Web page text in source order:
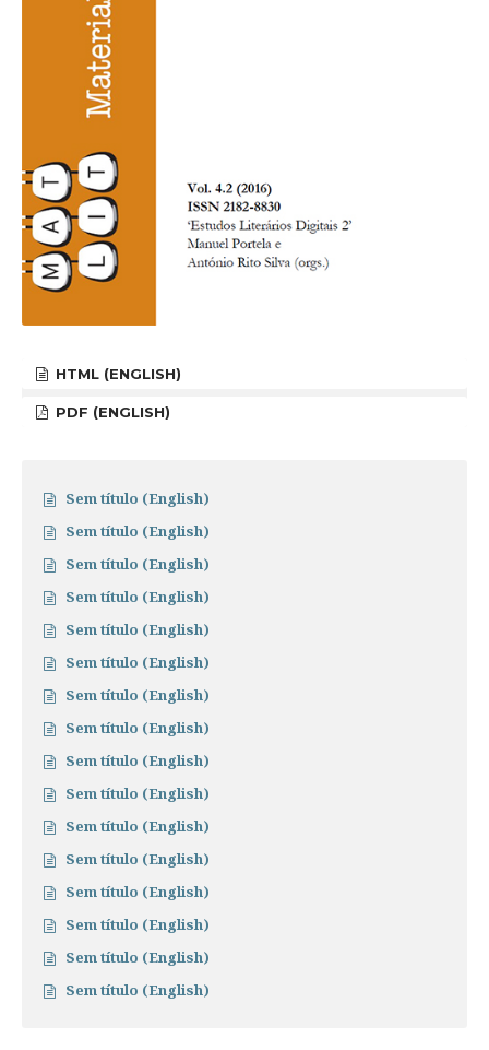
HTML (ENGLISH)
PDF (ENGLISH)
Sem título (English)
Sem título (English)
Sem título (English)
Sem título (English)
Sem título (English)
Sem título (English)
Sem título (English)
Sem título (English)
Sem título (English)
Sem título (English)
Sem título (English)
Sem título (English)
Sem título (English)
Sem título (English)
Sem título (English)
Sem título (English)